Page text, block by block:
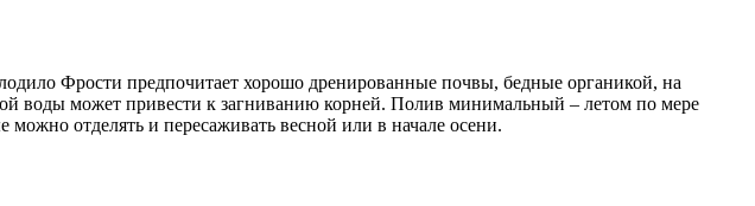
Фрости предпочитает хорошо дренированные почвы, бедные органикой, на
воды может привести к загниванию корней. Полив минимальный – летом по мере
можно отделять и пересаживать весной или в начале осени.